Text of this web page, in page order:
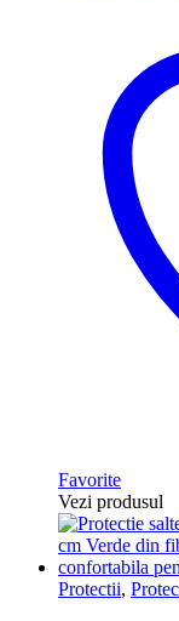
Favorite
Vezi produsul
Protectii,